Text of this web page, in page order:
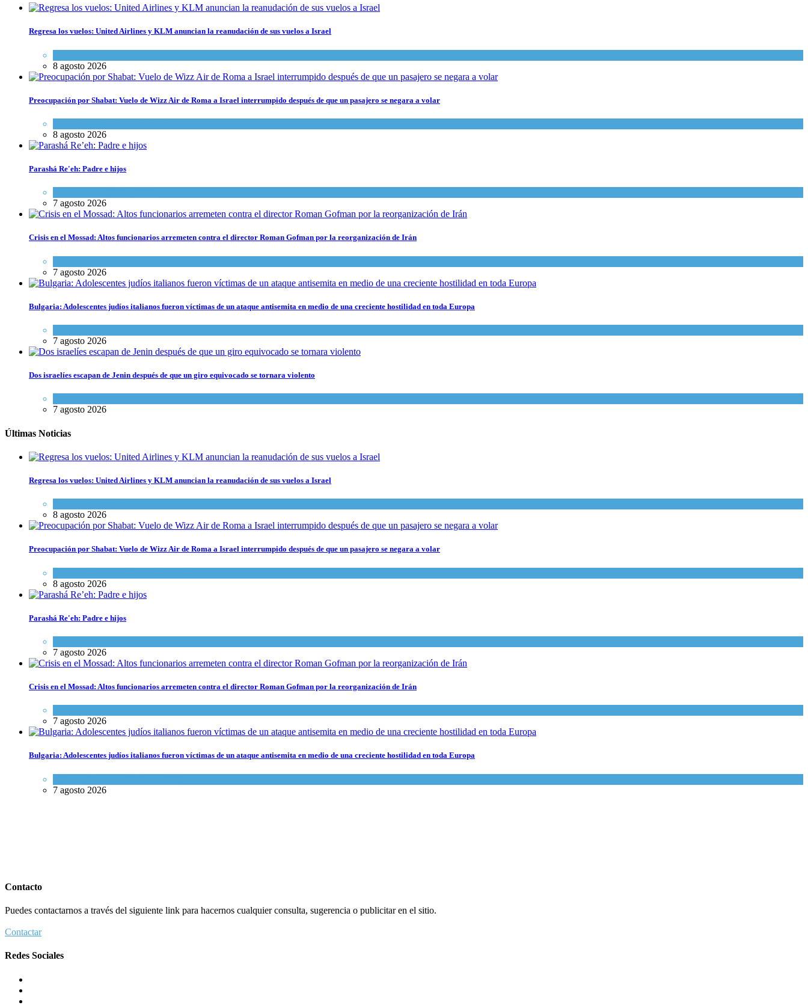
Regresa los vuelos: United Airlines y KLM anuncian la reanudación de sus vuelos a Israel
8 agosto 2026
Preocupación por Shabat: Vuelo de Wizz Air de Roma a Israel interrumpido después de que un pasajero se negara a volar
8 agosto 2026
Parashá Re'eh: Padre e hijos
7 agosto 2026
Crisis en el Mossad: Altos funcionarios arremeten contra el director Roman Gofman por la reorganización de Irán
7 agosto 2026
Bulgaria: Adolescentes judíos italianos fueron víctimas de un ataque antisemita en medio de una creciente hostilidad en toda Europa
7 agosto 2026
Dos israelíes escapan de Jenin después de que un giro equivocado se tornara violento
7 agosto 2026
Últimas Noticias
Regresa los vuelos: United Airlines y KLM anuncian la reanudación de sus vuelos a Israel
8 agosto 2026
Preocupación por Shabat: Vuelo de Wizz Air de Roma a Israel interrumpido después de que un pasajero se negara a volar
8 agosto 2026
Parashá Re'eh: Padre e hijos
7 agosto 2026
Crisis en el Mossad: Altos funcionarios arremeten contra el director Roman Gofman por la reorganización de Irán
7 agosto 2026
Bulgaria: Adolescentes judíos italianos fueron víctimas de un ataque antisemita en medio de una creciente hostilidad en toda Europa
7 agosto 2026
Contacto
Puedes contactarnos a través del siguiente link para hacernos cualquier consulta, sugerencia o publicitar en el sitio.
Contactar
Redes Sociales